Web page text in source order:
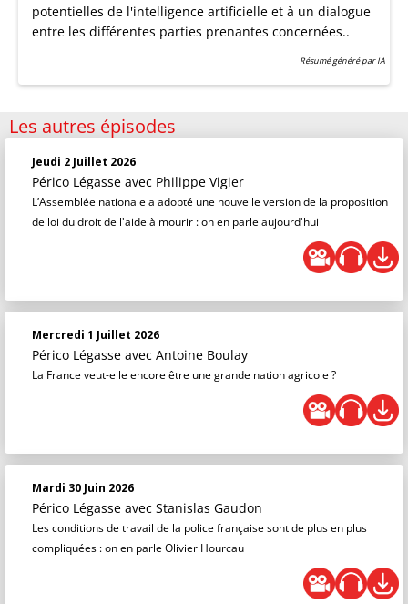
potentielles de l'intelligence artificielle et à un dialogue
entre les différentes parties prenantes concernées..
Résumé généré par IA
Les autres épisodes
Jeudi 2 Juillet 2026
Périco Légasse avec Philippe Vigier
L’Assemblée nationale a adopté une nouvelle version de la proposition
de loi du droit de l'aide à mourir : on en parle aujourd'hui
Mercredi 1 Juillet 2026
Périco Légasse avec Antoine Boulay
La France veut-elle encore être une grande nation agricole ?
Mardi 30 Juin 2026
Périco Légasse avec Stanislas Gaudon
Les conditions de travail de la police française sont de plus en plus
compliquées : on en parle Olivier Hourcau